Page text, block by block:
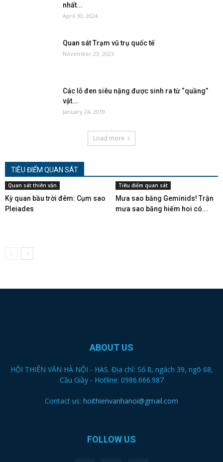
nhất...
April 30, 2024
Quan sát Trạm vũ trụ quốc tế
November 23, 2023
Các lỗ đen siêu nặng được sinh ra từ “quầng”
vật...
January 24, 2019
Load more
TIÊU ĐIỂM QUAN SÁT
Quan sát thiên văn
Kỳ quan bầu trời đêm: Cụm sao
Pleiades
Tiêu điểm quan sát
Mưa sao băng Geminids! Trận
mưa sao băng hiếm hoi có...
ABOUT US
HỘI THIÊN VĂN HÀ NỘI - HAS. Địa chỉ: Số 8, ngách 39, ngõ 68,
Cầu Giầy - Hotline: 0986.666.987
Contact us: hoithienvanhanoi@gmail.com
FOLLOW US